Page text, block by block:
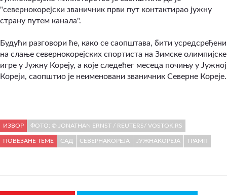
"севернокорејски званичник први пут контактирао јужну
страну путем канала".
Будући разговори ће, како се саопштава, бити усредсређени
на слање севернокорејских спортиста на Зимске олимпијске
игре у Јужну Кореју, а које следећег месеца почињу у Јужној
Кореји, саопштио је неименовани званичник Северне Кореје.
ИЗВОР ФОТО: © JONATHAN ERNST / REUTERS/ VOSTOK.RS
ПОВЕЗАНЕ ТЕМЕ САД СЕВЕРНАКОРЕЈА ЈУЖНАКОРЕЈА ТРАМП